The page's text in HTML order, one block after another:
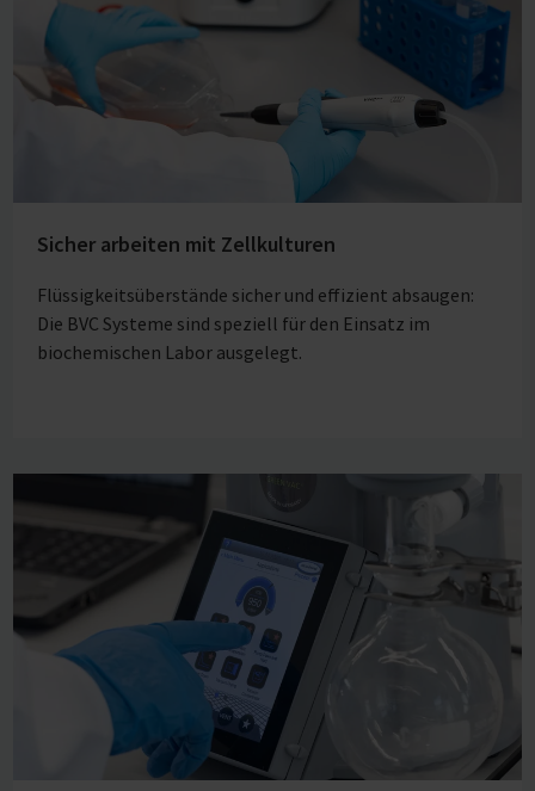
Sicher arbeiten mit Zellkulturen
Flüssigkeitsüberstände sicher und effizient absaugen:
Die BVC Systeme sind speziell für den Einsatz im
biochemischen Labor ausgelegt.